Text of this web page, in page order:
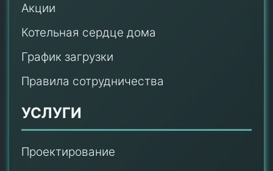
Акции
Котельная сердце дома
График загрузки
Правила сотрудничества
УСЛУГИ
Проектирование